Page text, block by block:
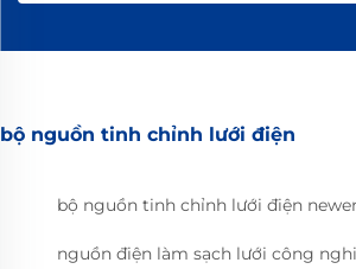
bộ nguồn tinh chỉnh lưới điện
bộ nguồn tinh chỉnh lưới điện
nguồn điện làm sạch lưới công